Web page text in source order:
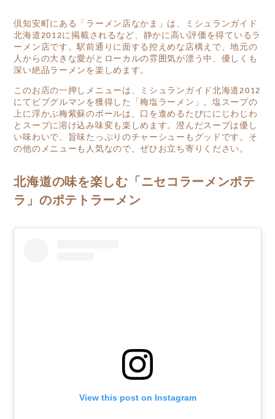
倶知安町にある「 ラーメン店なかま 」は、ミシュランガイド
北海道2012に掲載されるなど、静かに高い評価を得ているラ
ーメン店です。駅前通りに面する控えめな店構えで、地元の
人からの大きな愛がとローカルの雰囲気が漂う中、優しくも
深い絶品ラーメンを楽しめます。
このお店の一押しメニューは、ミシュランガイド北海道2012
にてビブグルマンを獲得した「梅塩ラーメン」。塩スープの
上に浮かぶ梅紫蘇のボールは、口を進めるたびににじわじわ
とスープに溶け込み味変も楽しめます。澄んだスープは優し
い味わいで、旨味たっぷりのチャーシューもグッドです。そ
の他のメニューも人気なので、ぜひお立ち寄りください。
北海道の味を楽しむ「ニセコラーメンポテ
ラ」のポテトラーメン
View this post on Instagram